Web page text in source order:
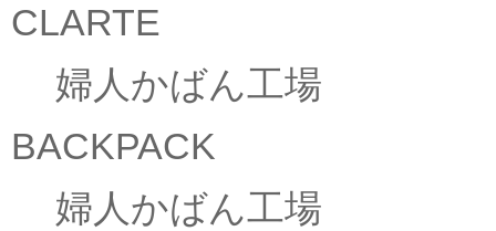
CLARTE
婦人かばん工場
BACKPACK
婦人かばん工場